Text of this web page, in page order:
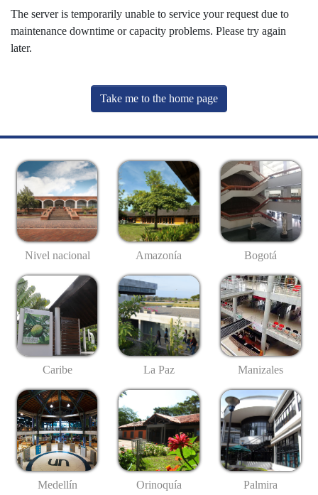
The server is temporarily unable to service your request due to
maintenance downtime or capacity problems. Please try again
later.
Take me to the home page
Nivel nacional Amazonía Bogotá
Caribe La Paz Manizales
Medellín Orinoquía Palmira